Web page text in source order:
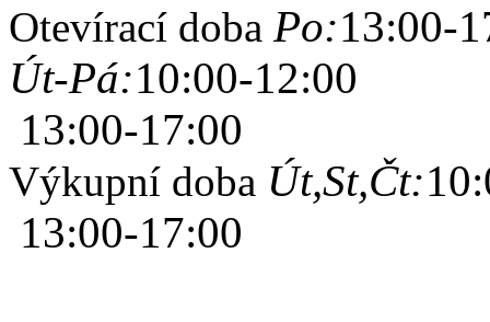
Otevírací doba Po:13:00-
Út-Pá:10:00-12:00
13:00-17:00
Výkupní doba Út,St,Čt:
13:00-17:00